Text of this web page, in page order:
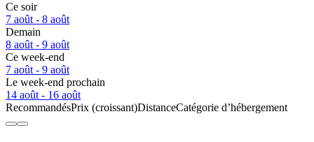
Ce soir
7 août - 8 août
Demain
8 août - 9 août
Ce week-end
7 août - 9 août
Le week-end prochain
14 août - 16 août
RecommandésPrix (croissant)DistanceCatégorie d’hébergement